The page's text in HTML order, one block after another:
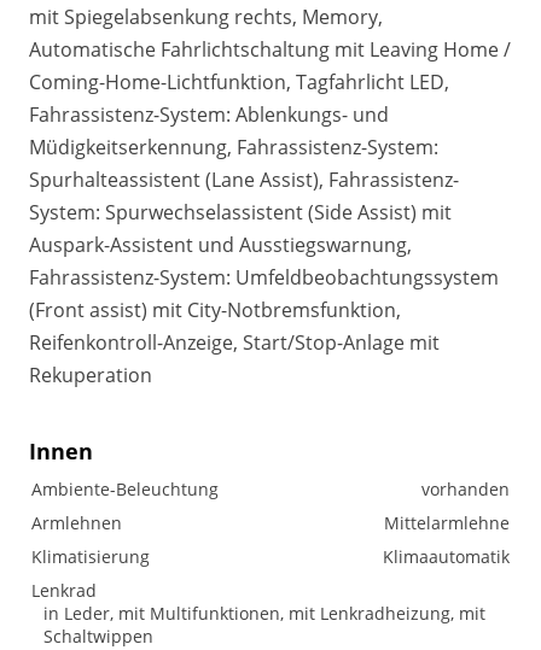
mit Spiegelabsenkung rechts, Memory,
Automatische Fahrlichtschaltung mit Leaving Home /
Coming-Home-Lichtfunktion, Tagfahrlicht LED,
Fahrassistenz-System: Ablenkungs- und
Müdigkeitserkennung, Fahrassistenz-System:
Spurhalteassistent (Lane Assist), Fahrassistenz-
System: Spurwechselassistent (Side Assist) mit
Auspark-Assistent und Ausstiegswarnung,
Fahrassistenz-System: Umfeldbeobachtungssystem
(Front assist) mit City-Notbremsfunktion,
Reifenkontroll-Anzeige, Start/Stop-Anlage mit
Rekuperation
Innen
Ambiente-Beleuchtung
vorhanden
Armlehnen
Mittelarmlehne
Klimatisierung
Klimaautomatik
Lenkrad
in Leder, mit Multifunktionen, mit Lenkradheizung, mit
Schaltwippen